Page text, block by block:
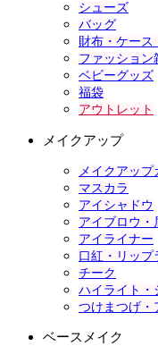
シューズ
バッグ
財布・ケース
ファッション
ベビーグッズ
福袋
アウトレット
メイクアップ
メイクアップ
マスカラ
アイシャドウ
アイブロウ・
アイライナー
口紅・リップ
チーク
ハイライト・
つけまつげ・
ベースメイク